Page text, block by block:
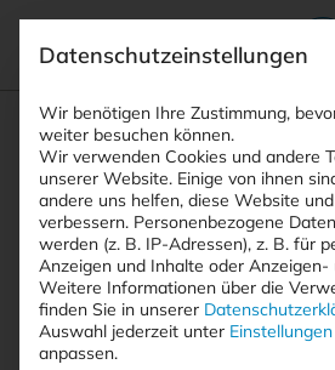
Suchfeld
Suchen
Breadcrumb-Navigation
STARTSEITE
PRINTAUSGABEN
TITELTHEMA: DENIAL OF SERVICE.
KÖNNEN MITARBEITER, WAS DIE …
Inhaltsverzeichnis
Datenschutzeinstellungen
Wir benötigen Ihre Zustimmung,
weiter besuchen können.
Wir verwenden Cookies und andere
unserer Website. Einige von ihnen
andere uns helfen, diese Website
verbessern. Personenbezogene
werden (z. B. IP-Adressen), z. B. für
Anzeigen und Inhalte oder Anzeigen-
Weitere Informationen über die
finden Sie in unserer
Auswahl jederzeit unter Einstellungen
anpassen.